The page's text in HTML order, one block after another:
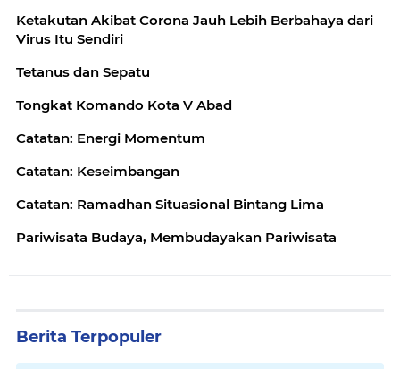
Ketakutan Akibat Corona Jauh Lebih Berbahaya dari
Virus Itu Sendiri
Tetanus dan Sepatu
Tongkat Komando Kota V Abad
Catatan: Energi Momentum
Catatan: Keseimbangan
Catatan: Ramadhan Situasional Bintang Lima
Pariwisata Budaya, Membudayakan Pariwisata
Berita Terpopuler